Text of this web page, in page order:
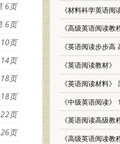
6
6
10
14
18
18
22
26
《材料科学英语阅
《高级英语阅读教
《英语阅读步步高
《英语阅读教材》
《英语阅读材料》
《中级英语阅读》
《英语阅读高级教
《高级英语阅读教